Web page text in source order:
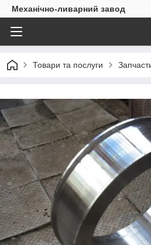
Механічно-ливарний завод
Товари та послуги